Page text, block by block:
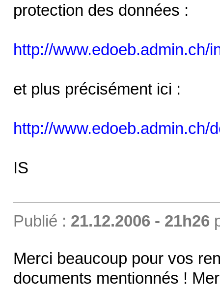
protection des données :
http://www.edoeb.admin.ch/
et plus précisément ici :
http://www.edoeb.admin.ch/
IS
Publié : 21.12.2006 - 21h26
Merci beaucoup pour vos
documents mentionnés !